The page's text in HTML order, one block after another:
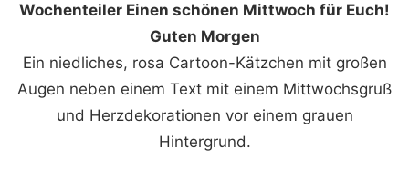
Wochenteiler Einen schönen Mittwoch für Euch!
Guten Morgen
Ein niedliches, rosa Cartoon-Kätzchen mit großen
Augen neben einem Text mit einem Mittwochsgruß
und Herzdekorationen vor einem grauen
Hintergrund.